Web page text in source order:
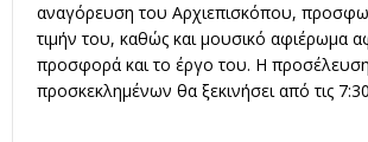
αναγόρευση του Αρχιεπισκόπου,
τιμήν του, καθώς και μουσικό αφιέρωμα
προσφορά και το έργο του. Η
προσκεκλημένων θα ξεκινήσει από τις